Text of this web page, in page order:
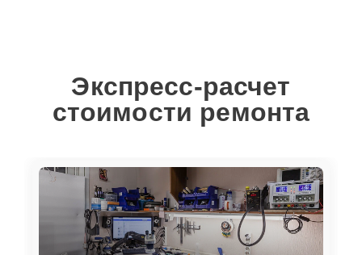
Экспресс-расчет
стоимости ремонта